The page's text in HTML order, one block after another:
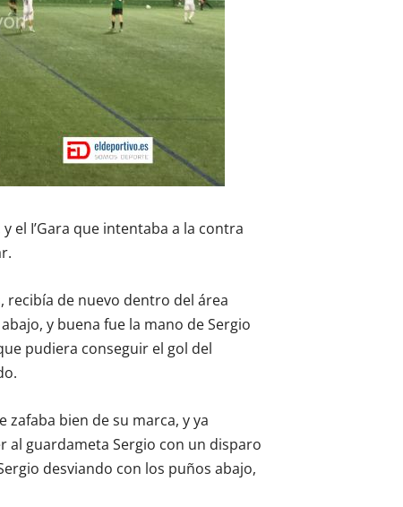
el I’Gara que intentaba a la contra
recibía de nuevo dentro del área
y buena fue la mano de Sergio
pudiera conseguir el gol del
zafaba bien de su marca, y ya
guardameta Sergio con un disparo
desviando con los puños abajo,